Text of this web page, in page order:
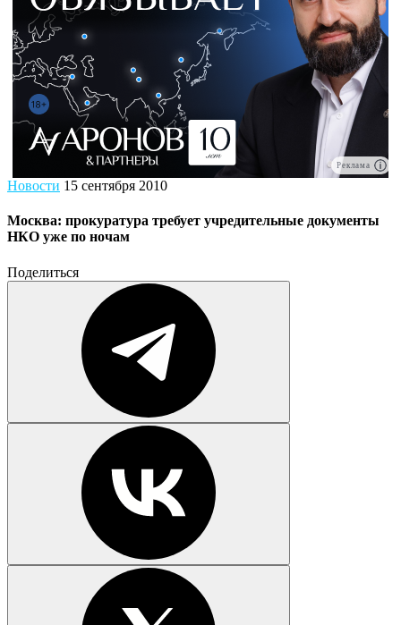
Реклама
Новости 15 сентября 2010
Москва: прокуратура требует учредительные документы
НКО уже по ночам
Поделиться